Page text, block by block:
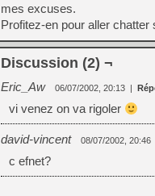
mes excuses.
Profitez-en pour aller chatter
Discussion (2) ¬
Eric_Aw 06/07/2002, 20:13 |
vi venez on va rigoler
david-vincent 08/07/2002, 20:46
c efnet?